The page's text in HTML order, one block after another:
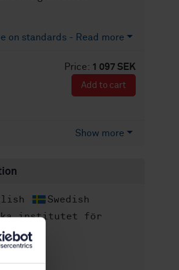
on standards - Read more
Price: 1 097 SEK
Add to cart
Show more
Swedish
institutet för